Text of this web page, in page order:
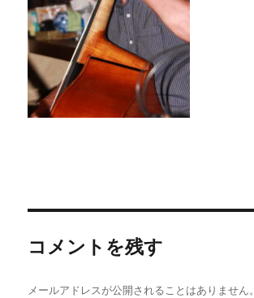
コメントを残す
メールアドレスが公開されることはありません。